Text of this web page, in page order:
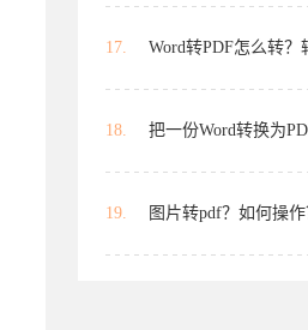
17. Word转PDF怎么转？转
18. 把一份Word转换为
19. 图片转pdf？如何操